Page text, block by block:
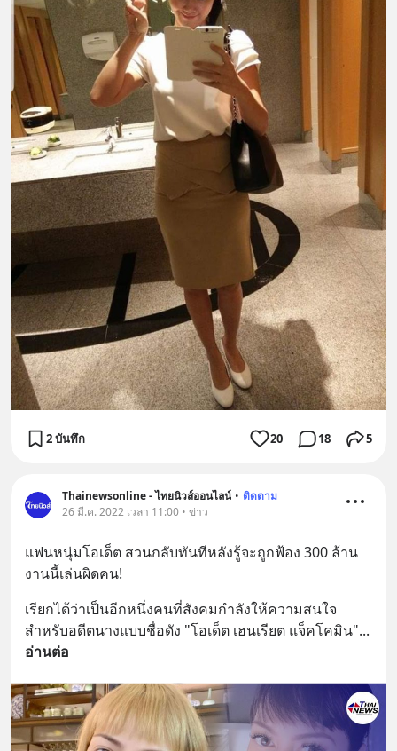
2 บันทึก 20 18 5
Thainewsonline - ไทยนิวส์ออนไลน์ • ติดตาม
26 มี.ค. 2022 เวลา 11:00 • ข่าว
แฟนหนุ่มโอเด็ต สวนกลับทันทีหลังรู้จะถูกฟ้อง 300 ล้าน
งานนี้เล่นผิดคน!
เรียกได้ว่าเป็นอีกหนึ่งคนที่สังคมกำลังให้ความสนใจ
สำหรับอดีตนางแบบชื่อดัง "โอเด็ต เฮนเรียต แจ็คโคมิน"
อ่านต่อ